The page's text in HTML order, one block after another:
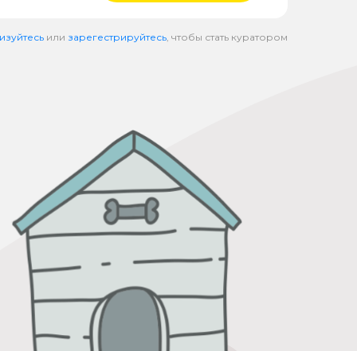
или зарегестрируйтесь , чтобы стать куратором